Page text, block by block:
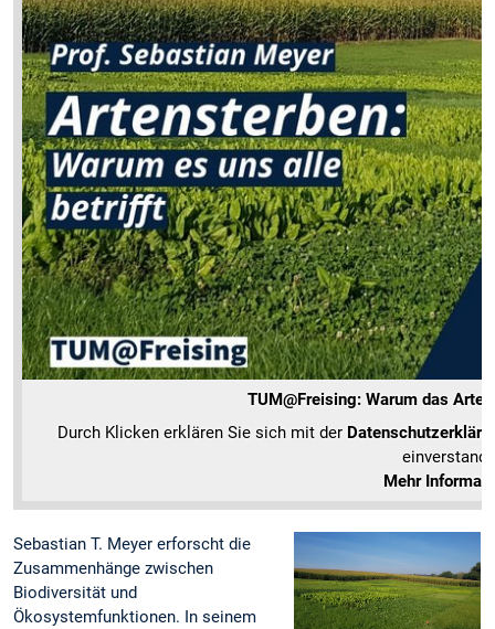
TUM@Freising: Warum das
Durch Klicken erklären Sie sich mit der
Mehr
Sebastian T. Meyer erforscht die
Zusammenhänge zwischen
Biodiversität und
Ökosystemfunktionen. In seinem